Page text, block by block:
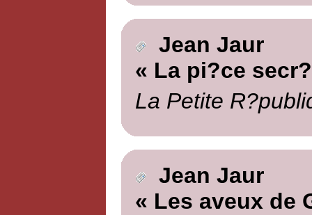
Jean Jaur
« La pi?ce
La Petite
Jean Jaur
« Les aveux de